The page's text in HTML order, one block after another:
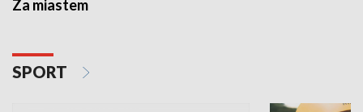
Za miastem
SPORT